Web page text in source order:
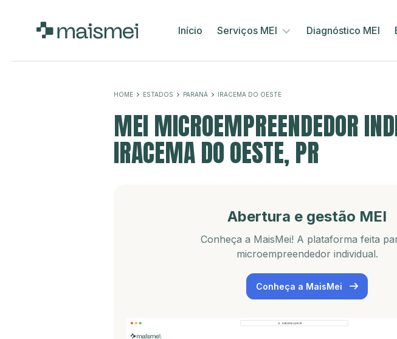
Início Serviços MEI Diagnóstico MEI
HOME ESTADOS PARANÁ IRACEMA DO OESTE
MEI MICROEMPREENDEDOR
IRACEMA DO OESTE, PR
Abertura e gestão MEI
Conheça a MaisMei! A plataforma feita
microempreendedor individual.
Conheça a MaisMei